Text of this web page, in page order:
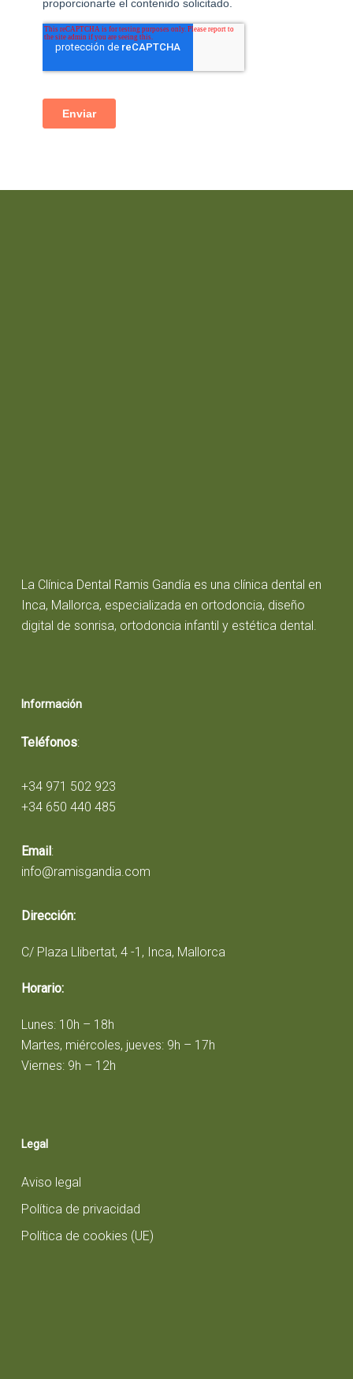
La Clínica Dental Ramis Gandía es una clínica dental en
Inca, Mallorca, especializada en ortodoncia, diseño
digital de sonrisa, ortodoncia infantil y estética dental.
Información
Teléfonos:
+34 971 502 923
+34 650 440 485
Email:
info@ramisgandia.com
Dirección:
C/ Plaza Llibertat, 4 -1, Inca, Mallorca
Horario:
Lunes: 10h – 18h
Martes, miércoles, jueves: 9h – 17h
Viernes: 9h – 12h
Legal
Aviso legal
Política de privacidad
Política de cookies (UE)